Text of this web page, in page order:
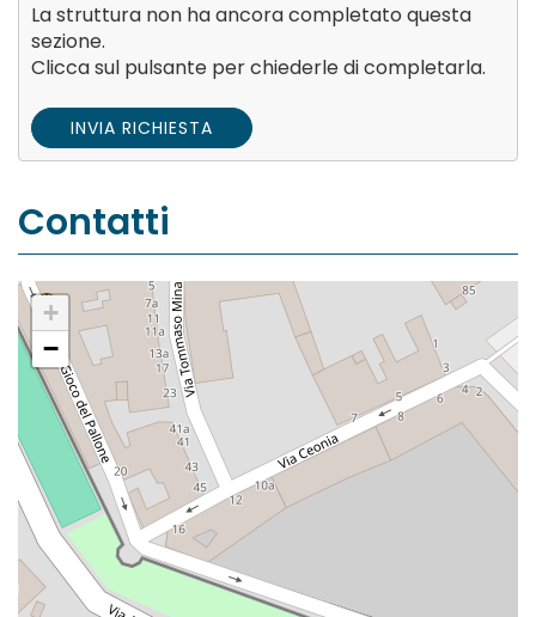
La struttura non ha ancora completato questa
sezione.
Clicca sul pulsante per chiederle di completarla.
INVIA RICHIESTA
Contatti
+
−